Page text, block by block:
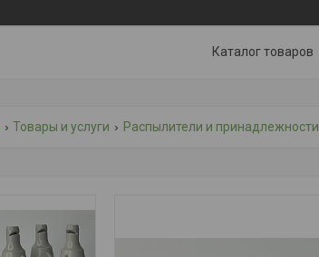
Каталог товаров
Товары и услуги Распылители и принадлежности